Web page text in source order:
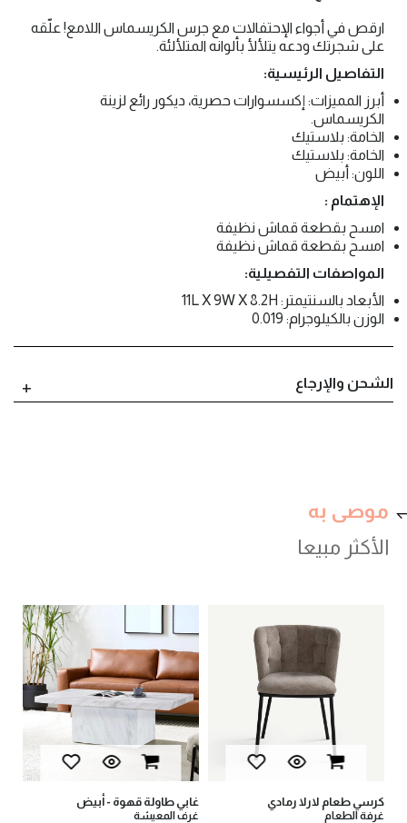
ارقص في أجواء الإحتفالات مع جرس الكريسماس اللامع! علّقه
على شجرتك ودعه يتلألأ بألوانه المتلألئة.
التفاصيل الرئيسية:
أبرز المميزات: إكسسوارات حصرية، ديكور رائع لزينة
الكريسماس.
الخامة: بلاستيك
الخامة: بلاستيك
اللون: أبيض
الإهتمام :
امسح بقطعة قماش نظيفة
امسح بقطعة قماش نظيفة
المواصفات التفصيلية:
الأبعاد بالسنتيمتر: 11L X 9W X 8.2H
الوزن بالكيلوجرام: 0.019
الشحن والإرجاع
موصى به
كرسي طعام لارلا رمادي
غرفة الطعام
غابي طاولة قهوة - أبيض
غرف المعيشة
الأكثر مبيعا